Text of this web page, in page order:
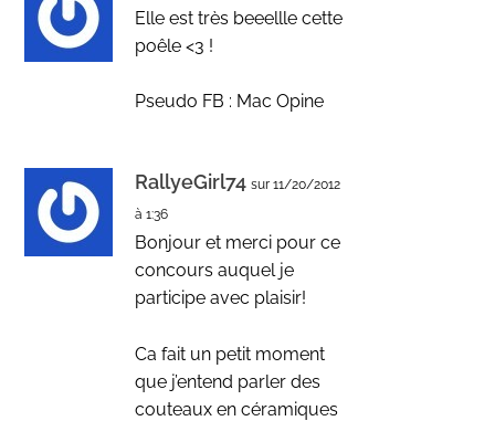
Elle est très beeellle cette
poêle <3 !
Pseudo FB : Mac Opine
RallyeGirl74 sur 11/20/2012
à 1:36
Bonjour et merci pour ce
concours auquel je
participe avec plaisir!
Ca fait un petit moment
que j’entend parler des
couteaux en céramiques